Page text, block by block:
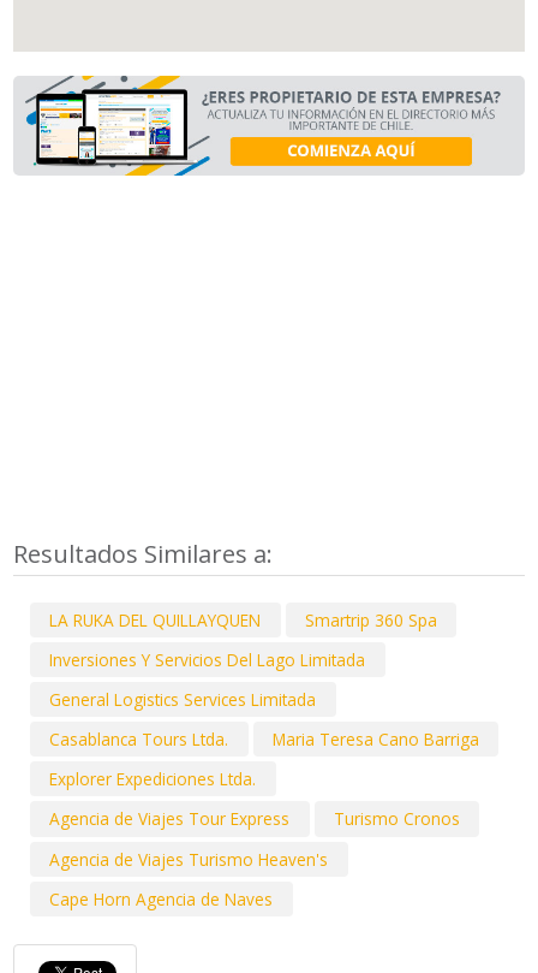
Resultados Similares a:
LA RUKA DEL QUILLAYQUEN
Smartrip 360 Spa
Inversiones Y Servicios Del Lago Limitada
General Logistics Services Limitada
Casablanca Tours Ltda.
Maria Teresa Cano Barriga
Explorer Expediciones Ltda.
Agencia de Viajes Tour Express
Turismo Cronos
Agencia de Viajes Turismo Heaven's
Cape Horn Agencia de Naves